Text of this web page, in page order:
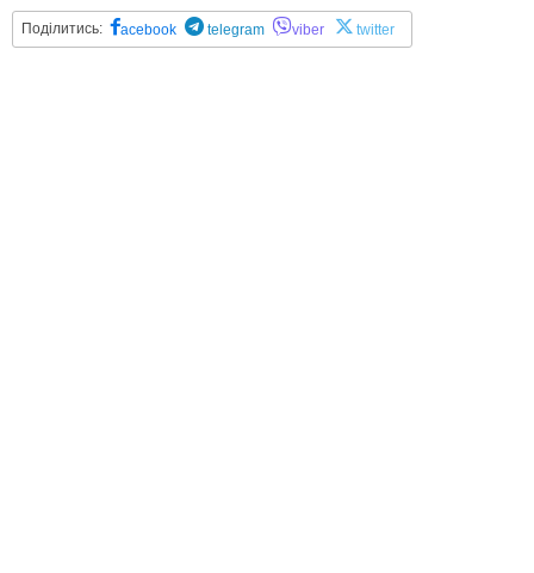
Поділитись: acebook telegram viber twitter